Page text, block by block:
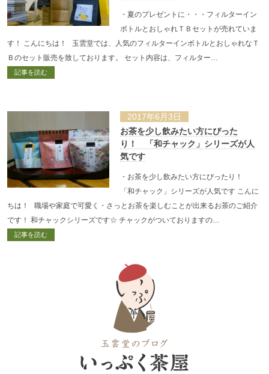
・夏のプレゼントに・・・フィルターイン
ボトルとおしゃれＴＢセットが売れていま
す！ こんにちは！ 玉雲堂では、人気のフィルターインボトルとおしゃれなＴ
Ｂのセット販売を致しております。 セット内容は、フィルター…
記事を読む
2017年6月3日
お茶を少し飲みたい方にぴった
り！ 「和チャック」シリーズが人
気です
・お茶を少し飲みたい方にぴったり！
「和チャック」シリーズが人気です こんに
ちは！ 職場や家庭で可愛く・さっとお茶を楽しむことが出来るお茶のご紹介
です！ 和チャックシリーズです☆ チャックがついておりますの…
記事を読む